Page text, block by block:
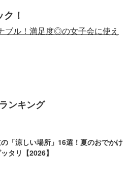
！
ブル！満足度◎の女子会に使え
ンキング
「涼しい場所」16選！夏のおでかけ
タリ【2026】